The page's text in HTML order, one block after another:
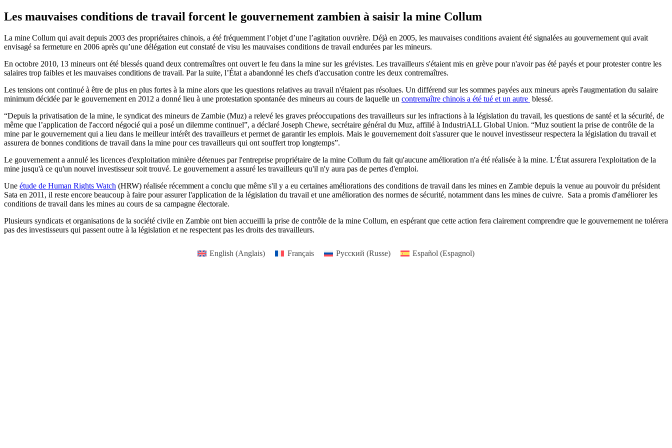
Les mauvaises conditions de travail forcent le gouvernement zambien à saisir la mine Collum
La mine Collum qui avait depuis 2003 des propriétaires chinois, a été fréquemment l’objet d’une l’agitation ouvrière. Déjà en 2005, les mauvaises conditions avaient été signalées au gouvernement qui avait
envisagé sa fermeture en 2006 après qu’une délégation eut constaté de visu les mauvaises conditions de travail endurées par les mineurs.
En octobre 2010, 13 mineurs ont été blessés quand deux contremaîtres ont ouvert le feu dans la mine sur les grévistes. Les travailleurs s'étaient mis en grève pour n'avoir pas été payés et pour protester contre les
salaires trop faibles et les mauvaises conditions de travail. Par la suite, l’État a abandonné les chefs d'accusation contre les deux contremaîtres.
Les tensions ont continué à être de plus en plus fortes à la mine alors que les questions relatives au travail n'étaient pas résolues. Un différend sur les sommes payées aux mineurs après l'augmentation du salaire
minimum décidée par le gouvernement en 2012 a donné lieu à une protestation spontanée des mineurs au cours de laquelle un contremaître chinois a été tué et un autre blessé.
“Depuis la privatisation de la mine, le syndicat des mineurs de Zambie (Muz) a relevé les graves préoccupations des travailleurs sur les infractions à la législation du travail, les questions de santé et la sécurité, de
même que l’application de l'accord négocié qui a posé un dilemme continuel”, a déclaré Joseph Chewe, secrétaire général du Muz, affilié à IndustriALL Global Union. “Muz soutient la prise de contrôle de la
mine par le gouvernement qui a lieu dans le meilleur intérêt des travailleurs et permet de garantir les emplois. Mais le gouvernement doit s'assurer que le nouvel investisseur respectera la législation du travail et
assurera de bonnes conditions de travail dans la mine pour ces travailleurs qui ont souffert trop longtemps”.
Le gouvernement a annulé les licences d'exploitation minière détenues par l'entreprise propriétaire de la mine Collum du fait qu'aucune amélioration n'a été réalisée à la mine. L'État assurera l'exploitation de la
mine jusqu'à ce qu'un nouvel investisseur soit trouvé. Le gouvernement a assuré les travailleurs qu'il n'y aura pas de pertes d'emploi.
Une étude de Human Rights Watch (HRW) réalisée récemment a conclu que même s'il y a eu certaines améliorations des conditions de travail dans les mines en Zambie depuis la venue au pouvoir du président
Sata en 2011, il reste encore beaucoup à faire pour assurer l'application de la législation du travail et une amélioration des normes de sécurité, notamment dans les mines de cuivre. Sata a promis d'améliorer les
conditions de travail dans les mines au cours de sa campagne électorale.
Plusieurs syndicats et organisations de la société civile en Zambie ont bien accueilli la prise de contrôle de la mine Collum, en espérant que cette action fera clairement comprendre que le gouvernement ne tolérera
pas des investisseurs qui passent outre à la législation et ne respectent pas les droits des travailleurs.
English (Anglais) Français Русский (Russe) Español (Espagnol)